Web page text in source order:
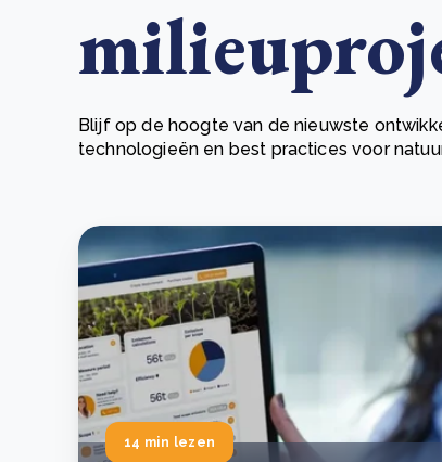
Green Wheels: transformerende stap voor
Blijf op de hoogte van de nieuwste
technologieën en best practices voor
14 min lezen